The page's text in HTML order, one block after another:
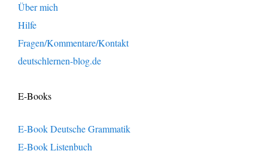
Über mich
Hilfe
Fragen/Kommentare/Kontakt
deutschlernen-blog.de
E-Books
E-Book Deutsche Grammatik
E-Book Listenbuch